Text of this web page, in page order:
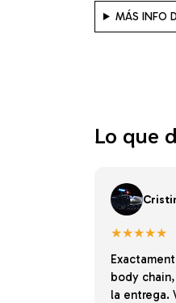
MÁS INFO
Lo que
★★★★★
body
la entrega.